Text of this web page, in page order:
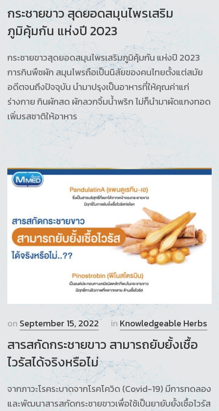
กระชายขาว สุดยอดสมุนไพรเสริม
ภูมิคุ้มกัน แห่งปี 2023
กระชายขาวสุดยอดสมุนไพรเสริมภูมิคุ้มกัน แห่งปี 2023
การกินพืชผัก สมุนไพรถือเป็นนิสัยของคนไทยตั้งแต่สมัย
อดีตจนถึงปัจจุบัน นำมาปรุงเป็นอาหารที่ให้คุณค่าแก่
ร่างกาย กินผักสด ผักลวกจิ้มน้ำพริก ไม่ก็นำมาผัดแกงทอด
เพิ่มรสชาติให้อาหาร
on September 15, 2022 in Knowledgeable Herbs
สารสกัดกระชายขาว สามารถยับยั้งเชื้อ
ไวรัสได้จริงหรือไม่
จากภาวะโรคระบาดจากโรคโควิด (Covid-19) มีการทดลอง
และพัฒนาสารสกัดกระชายขาวเพื่อใช้เป็นยายับยั้งเชื้อไวรัส